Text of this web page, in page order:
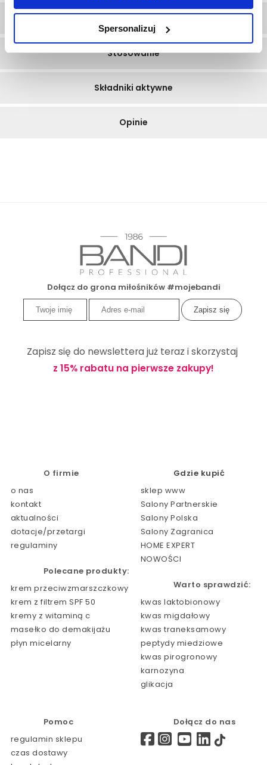
Spersonalizuj
Opis
Stosowanie
Składniki aktywne
Opinie
Dołącz do grona miłośników #mojebandi
Zapisz się do newslettera już teraz i skorzystaj
z 15% rabatu na pierwsze zakupy!
O firmie
o nas
kontakt
aktualności
dotacje/przetargi
regulaminy
Polecane produkty:
krem przeciwzmarszczkowy
krem z filtrem SPF 50
kremy z witaminą c
masełko do demakijażu
płyn micelarny
Gdzie kupić
sklep www
Salony Partnerskie
Salony Polska
Salony Zagranica
HOME EXPERT
NOWOŚCI
Warto sprawdzić:
kwas laktobionowy
kwas migdałowy
kwas traneksamowy
peptydy miedziowe
kwas pirogronowy
karnozyna
glikacja
Pomoc
regulamin sklepu
czas dostawy
Dołącz do nas